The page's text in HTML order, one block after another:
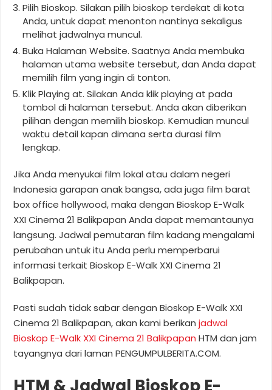
Pilih Bioskop. Silakan pilih bioskop terdekat di kota
Anda, untuk dapat menonton nantinya sekaligus
melihat jadwalnya muncul.
Buka Halaman Website. Saatnya Anda membuka
halaman utama website tersebut, dan Anda dapat
memilih film yang ingin di tonton.
Klik Playing at. Silakan Anda klik playing at pada
tombol di halaman tersebut. Anda akan diberikan
pilihan dengan memilih bioskop. Kemudian muncul
waktu detail kapan dimana serta durasi film
lengkap.
Jika Anda menyukai film lokal atau dalam negeri
Indonesia garapan anak bangsa, ada juga film barat
box office hollywood, maka dengan Bioskop E-Walk
XXI Cinema 21 Balikpapan Anda dapat memantaunya
langsung. Jadwal pemutaran film kadang mengalami
perubahan untuk itu Anda perlu memperbarui
informasi terkait Bioskop E-Walk XXI Cinema 21
Balikpapan.
Pasti sudah tidak sabar dengan Bioskop E-Walk XXI
Cinema 21 Balikpapan, akan kami berikanjadwal
Bioskop E-Walk XXI Cinema 21 Balikpapan HTM dan jam
tayangnya dari laman PENGUMPULBERITA.COM.
HTM & Jadwal Bioskop E-